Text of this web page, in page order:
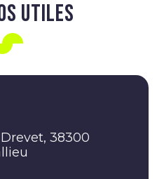
UTILES
38300